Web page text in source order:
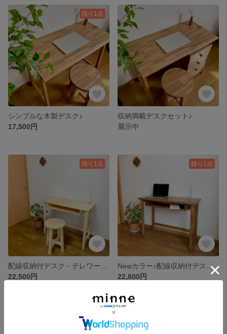
残り1点
シンプルな木製デスク♪
17,500円
収納満載デスクセット♪
展示中
残り1点
22,500円
残り1点
Newカラー♪配線収納付デスク・テレワーク・勉強机
22,800円